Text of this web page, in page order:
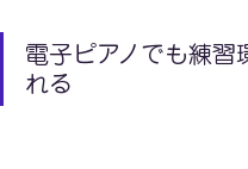
電子ピアノでも練習
れる